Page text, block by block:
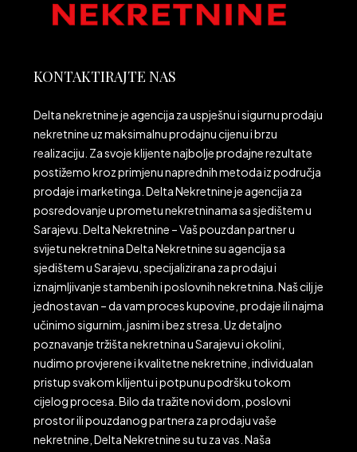
KONTAKTIRAJTE NAS
Delta nekretnine je agencija za uspješnu i sigurnu prodaju
nekretnine uz maksimalnu prodajnu cijenu i brzu
realizaciju. Za svoje klijente najbolje prodajne rezultate
postižemo kroz primjenu naprednih metoda iz područja
prodaje i marketinga. Delta Nekretnine je agencija za
posredovanje u prometu nekretninama sa sjedištem u
Sarajevu. Delta Nekretnine – Vaš pouzdan partner u
svijetu nekretnina Delta Nekretnine su agencija sa
sjedištem u Sarajevu, specijalizirana za prodaju i
iznajmljivanje stambenih i poslovnih nekretnina. Naš cilj je
jednostavan – da vam proces kupovine, prodaje ili najma
učinimo sigurnim, jasnim i bez stresa. Uz detaljno
poznavanje tržišta nekretnina u Sarajevu i okolini,
nudimo provjerene i kvalitetne nekretnine, individualan
pristup svakom klijentu i potpunu podršku tokom
cijelog procesa. Bilo da tražite novi dom, poslovni
prostor ili pouzdanog partnera za prodaju vaše
nekretnine, Delta Nekretnine su tu za vas. Naša